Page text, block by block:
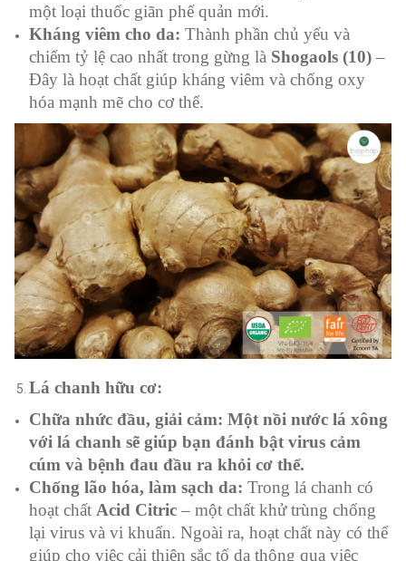
một loại thuốc giãn phế quản mới.
Kháng viêm cho da: Thành phần chủ yếu và
chiếm tỷ lệ cao nhất trong gừng là Shogaols (10) –
Đây là hoạt chất giúp kháng viêm và chống oxy
hóa mạnh mẽ cho cơ thể.
Lá chanh hữu cơ:
Chữa nhức đầu, giải cảm: Một nồi nước lá xông
với lá chanh sẽ giúp bạn đánh bật virus cảm
cúm và bệnh đau đầu ra khỏi cơ thể.
Chống lão hóa, làm sạch da: Trong lá chanh có
hoạt chất Acid Citric – một chất khử trùng chống
lại virus và vi khuẩn. Ngoài ra, hoạt chất này có thể
giúp cho việc cải thiện sắc tố da thông qua việc